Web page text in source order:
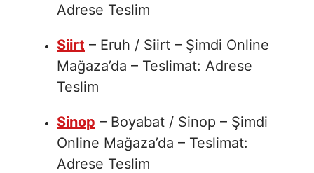
Adrese Teslim
Siirt – Eruh / Siirt – Şimdi Online
Mağaza’da – Teslimat: Adrese
Teslim
Sinop – Boyabat / Sinop – Şimdi
Online Mağaza’da – Teslimat:
Adrese Teslim